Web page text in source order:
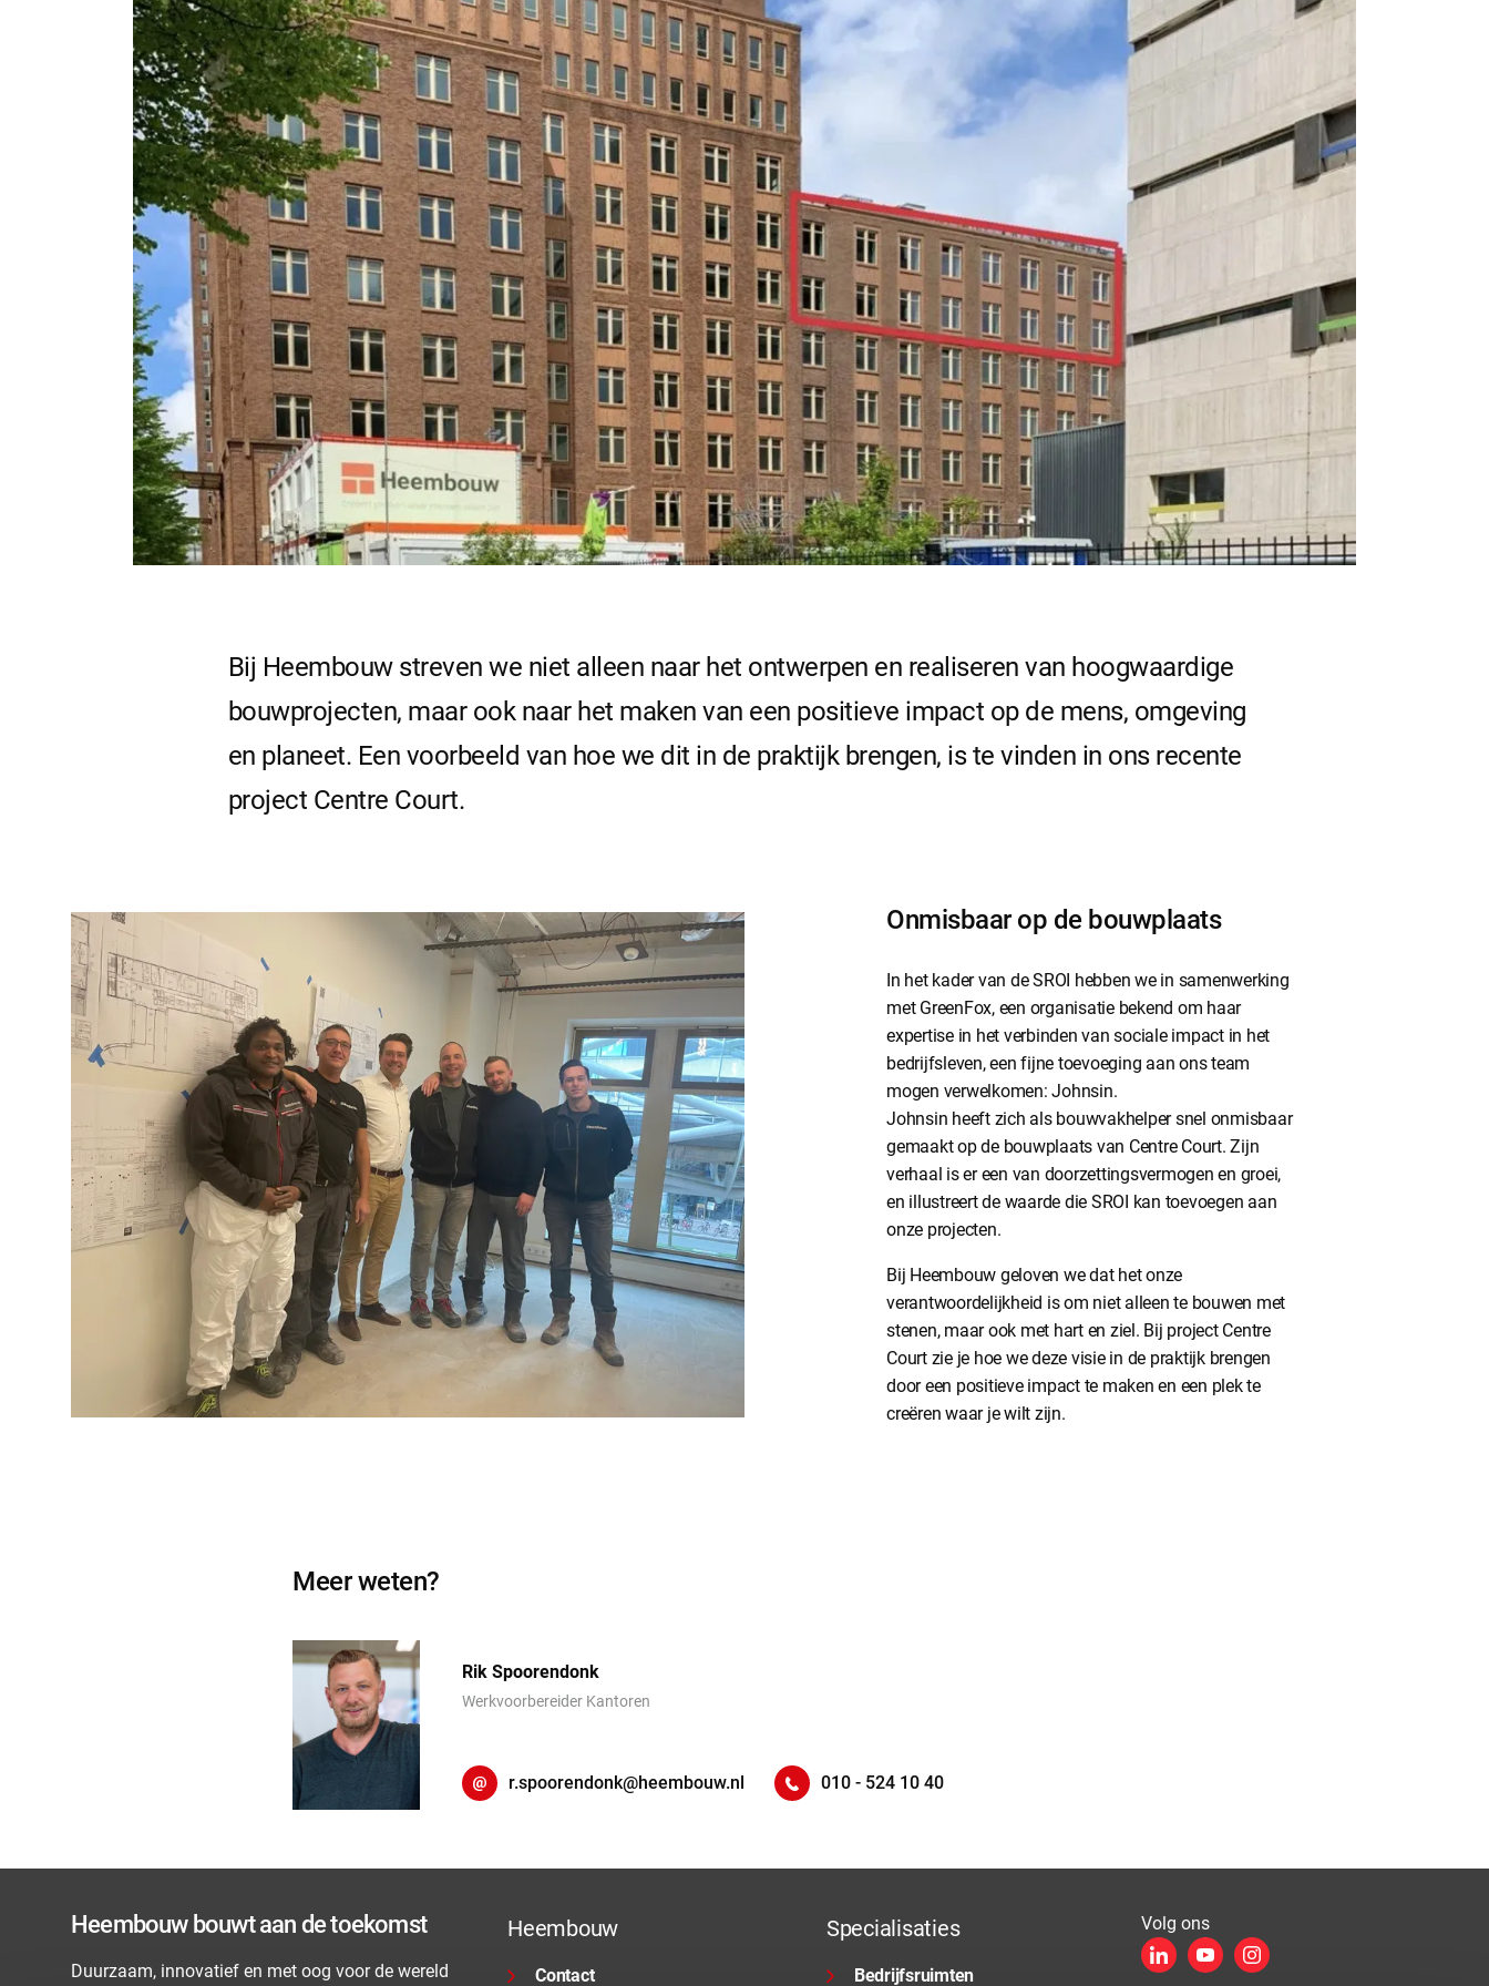
Bij Heembouw streven we niet alleen naar het ontwerpen en realiseren van hoogwaardige
bouwprojecten, maar ook naar het maken van een positieve impact op de mens, omgeving
en planeet. Een voorbeeld van hoe we dit in de praktijk brengen, is te vinden in ons recente
project Centre Court.
Onmisbaar op de bouwplaats
In het kader van de SROI hebben we in samenwerking
met GreenFox, een organisatie bekend om haar
expertise in het verbinden van sociale impact in het
bedrijfsleven, een fijne toevoeging aan ons team
mogen verwelkomen: Johnsin.
Johnsin heeft zich als bouwvakhelper snel onmisbaar
gemaakt op de bouwplaats van Centre Court. Zijn
verhaal is er een van doorzettingsvermogen en groei,
en illustreert de waarde die SROI kan toevoegen aan
onze projecten.
Bij Heembouw geloven we dat het onze
verantwoordelijkheid is om niet alleen te bouwen met
stenen, maar ook met hart en ziel. Bij project Centre
Court zie je hoe we deze visie in de praktijk brengen
door een positieve impact te maken en een plek te
creëren waar je wilt zijn.
Meer weten?
Rik Spoorendonk
Werkvoorbereider Kantoren
r.spoorendonk@heembouw.nl 010 - 524 10 40
Heembouw bouwt aan de toekomst
Duurzaam, innovatief en met oog voor de wereld
Heembouw
Contact
Specialisaties
Bedrijfsruimten
Volg ons
LinkedInYouTubeInstagram